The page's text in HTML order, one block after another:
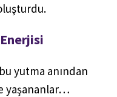
yutma anından
yaşananlar…